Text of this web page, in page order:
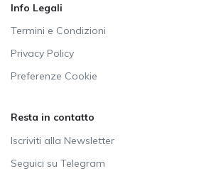
Info Legali
Termini e Condizioni
Privacy Policy
Preferenze Cookie
Resta in contatto
Iscriviti alla Newsletter
Seguici su Telegram